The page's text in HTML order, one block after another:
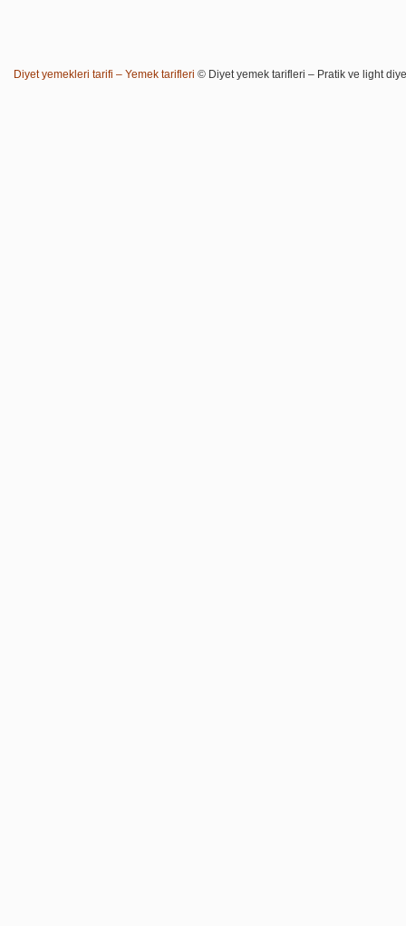
Diyet yemekleri tarifi – Yemek tarifleri © Diyet yemek tarifleri – Pratik ve light